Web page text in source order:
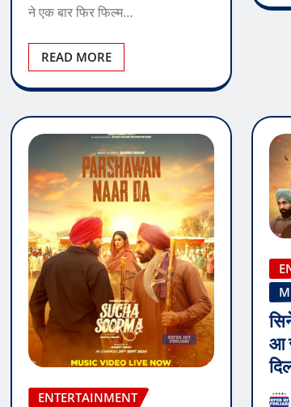
ने एक बार फिर फिल्म…
READ MORE
ENTERTAINMENT
आ